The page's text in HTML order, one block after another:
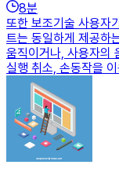
8분
또한 보조기술 사용자
트는 동일하게 제공하
움직이거나, 사용자의
실행 취소, 손동작을